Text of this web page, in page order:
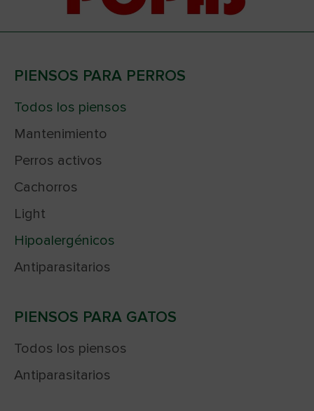
PIENSOS PARA PERROS
Todos los piensos
Mantenimiento
Perros activos
Cachorros
Light
Hipoalergénicos
Antiparasitarios
PIENSOS PARA GATOS
Todos los piensos
Antiparasitarios